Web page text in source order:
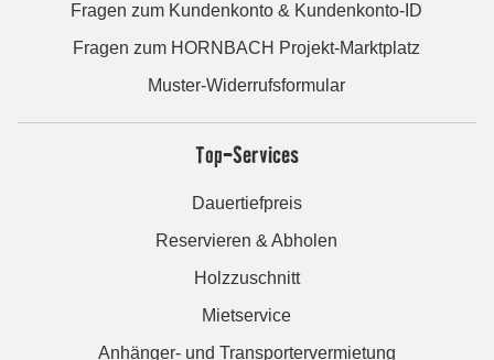
Fragen zum Kundenkonto & Kundenkonto-ID
Fragen zum HORNBACH Projekt-Marktplatz
Muster-Widerrufsformular
Top-Services
Dauertiefpreis
Reservieren & Abholen
Holzzuschnitt
Mietservice
Anhänger- und Transportervermietung